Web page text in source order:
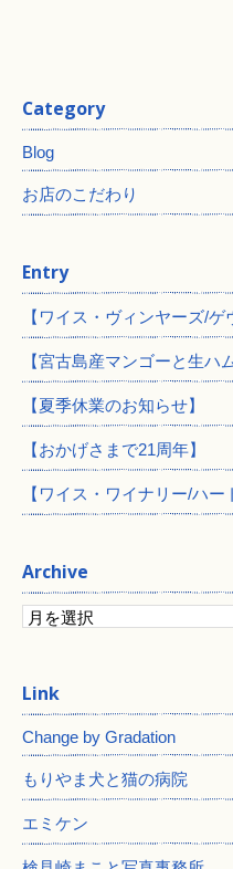
Category
Blog
お店のこだわり
Entry
【ワイス・ヴィンヤーズ/ゲ
【宮古島産マンゴーと生ハム
【夏季休業のお知らせ】
【おかげさまで21周年】
【ワイス・ワイナリー/ハー
Archive
Change by Gradation
もりやま犬と猫の病院
エミケン